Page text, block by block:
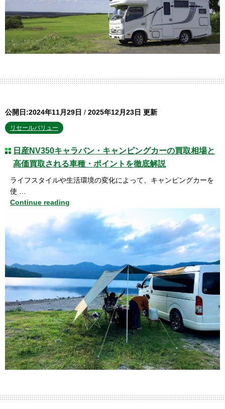
公開日:2024年11月29日 / 2025年12月23日 更新
リセールバリュー
日産NV350キャラバン・キャンピングカーの買取相場と
高価買取される車種・ポイントを徹底解説
ライフスタイルや生活環境の変化によって、キャンピングカーを
使 …
Continue reading